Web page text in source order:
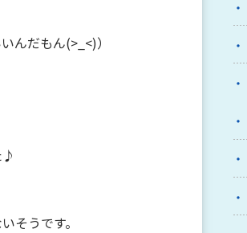
んだもん(>_<)）
♪
そうです。